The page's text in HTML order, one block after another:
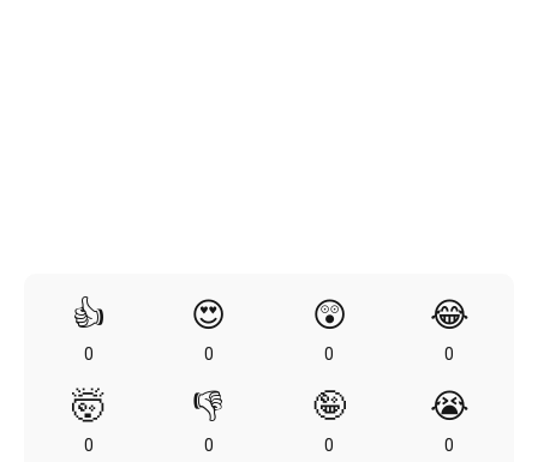
👍
0
😍
0
😲
0
😂
0
🤯
0
👎
0
🤪
0
😭
0